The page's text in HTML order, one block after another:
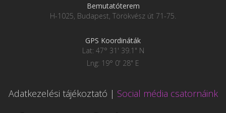
Bemutatóterem
H-1025, Budapest, Törökvész út 71-75.
GPS Koordináták
Lat: 47° 31' 39.1" N
Lng: 19° 0' 28" E
Adatkezelési tájékoztató | Social média csatornáink